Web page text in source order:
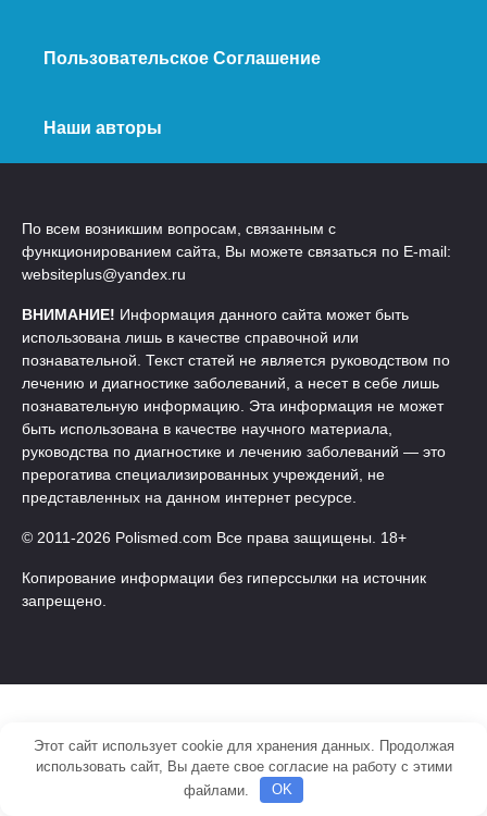
Пользовательское Соглашение
Наши авторы
По всем возникшим вопросам, связанным с
функционированием сайта, Вы можете связаться по E-mail:
websiteplus@yandex.ru
ВНИМАНИЕ! Информация данного сайта может быть
использована лишь в качестве справочной или
познавательной. Текст статей не является руководством по
лечению и диагностике заболеваний, а несет в себе лишь
познавательную информацию. Эта информация не может
быть использована в качестве научного материала,
руководства по диагностике и лечению заболеваний — это
прерогатива специализированных учреждений, не
представленных на данном интернет ресурсе.
© 2011-2026 Polismed.com Все права защищены. 18+
Копирование информации без гиперссылки на источник
запрещено.
Этот сайт использует cookie для хранения данных. Продолжая
использовать сайт, Вы даете свое согласие на работу с этими
файлами.
OK